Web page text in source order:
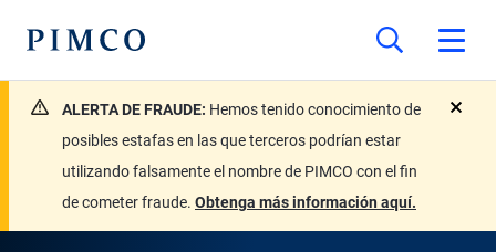
ALERTA DE FRAUDE: Hemos tenido conocimiento de
posibles estafas en las que terceros podrían estar
utilizando falsamente el nombre de PIMCO con el fin
de cometer fraude. Obtenga más información aquí.